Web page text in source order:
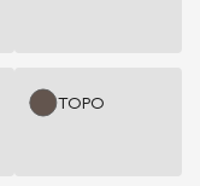
TOPO